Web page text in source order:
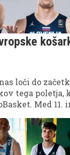
loči do
tega poletja,
Med 11.
obračunov
stare
v